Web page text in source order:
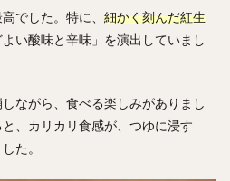
でした。特に、 細かく刻んだ紅生
い酸味と辛味」を演出していまし
ながら、食べる楽しみがありまし
、カリカリ食感が、つゆに浸す
た。